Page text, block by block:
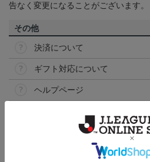
告なく変更になることがございます。
その他
決済について
ギフト対応について
ヘルプページ